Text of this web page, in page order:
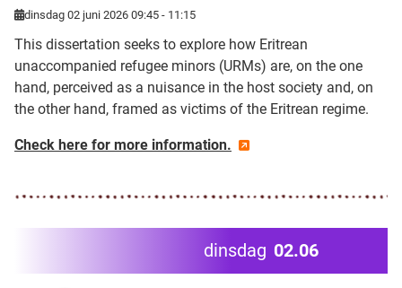
dinsdag 02 juni 2026 09:45 - 11:15
This dissertation seeks to explore how Eritrean
unaccompanied refugee minors (URMs) are, on the one
hand, perceived as a nuisance in the host society and, on
the other hand, framed as victims of the Eritrean regime.
Check here for more information.
dinsdag 02.06